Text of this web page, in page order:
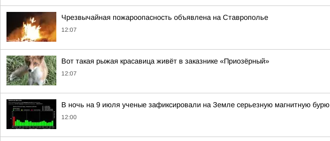
Чрезвычайная пожароопасность объявлена на Ставрополье
12:07
Вот такая рыжая красавица живёт в заказнике «Приозёрный»
12:07
В ночь на 9 июля ученые зафиксировали на Земле серьезную магнитную бурю
12:00